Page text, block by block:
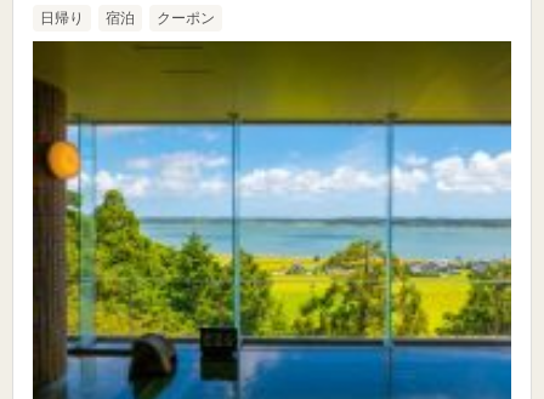
日帰り 宿泊 クーポン